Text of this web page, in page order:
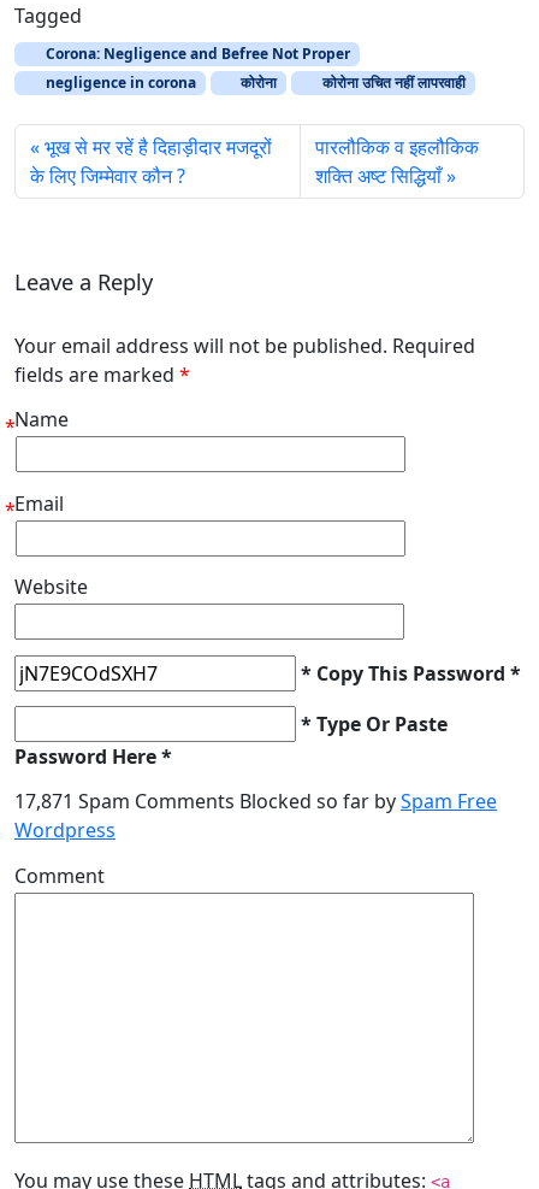
Tagged
Corona: Negligence and Befree Not Proper
negligence in corona
कोरोना कोरोना उचित नहीं लापरवाही
भूख से मर रहें है दिहाड़ीदार मजदूरों
के लिए जिम्मेवार कौन ?
पारलौकिक व इहलौकिक
शक्ति अष्ट सिद्धियाँ
Leave a Reply
Your email address will not be published. Required
fields are marked *
Name
*
Email
*
Website
* Copy This Password *
* Type Or Paste
Password Here *
17,871 Spam Comments Blocked so far bySpam Free
Wordpress
Comment
You may use these HTMLtags and attributes: <a